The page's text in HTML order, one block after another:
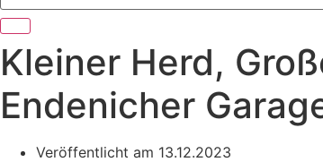
Kleiner Herd,
Endenicher
Veröffentlicht am 13.12.2023